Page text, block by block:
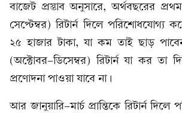
বাজেট প্রস্তাব অনুসারে, অর্থবছরের
সেপ্টেম্বর) রিটার্ন দিলে পরিশোধযোগ্য
২৫ হাজার টাকা, যা কম তাই ছাড় পাবেন।
(অক্টোবর-ডিসেম্বর) রিটার্ন যা কর তা
প্রণোদনা পাওয়া যাবে না।
আর জানুয়ারি-মার্চ প্রান্তিকে রিটার্ন